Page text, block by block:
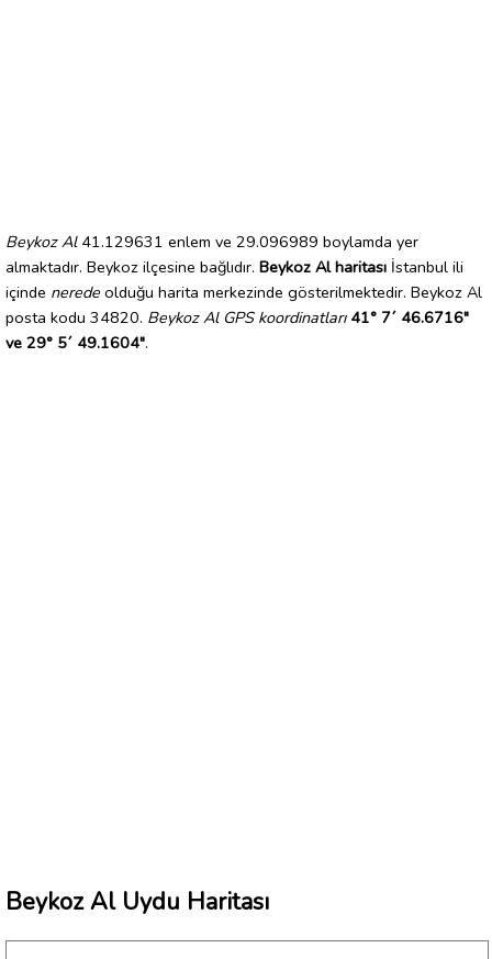
Beykoz Al41.129631 enlem ve 29.096989 boylamda yer
almaktadır. Beykoz ilçesine bağlıdır. Beykoz Al haritası İstanbul ili
içinde nerede olduğu harita merkezinde gösterilmektedir. Beykoz Al
posta kodu 34820. Beykoz Al GPS koordinatları 41° 7´ 46.6716"
ve 29° 5´ 49.1604".
Beykoz Al Uydu Haritası